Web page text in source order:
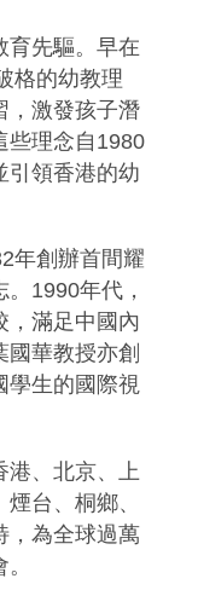
育先驅。早在
格的幼教理
，激發孩子潛
些理念自1980
引領香港的幼
年創辦首間耀
1990年代，
，滿足中國內
華教授亦創
學生的國際視
港、北京、上
台、桐鄉、
，為全球過萬